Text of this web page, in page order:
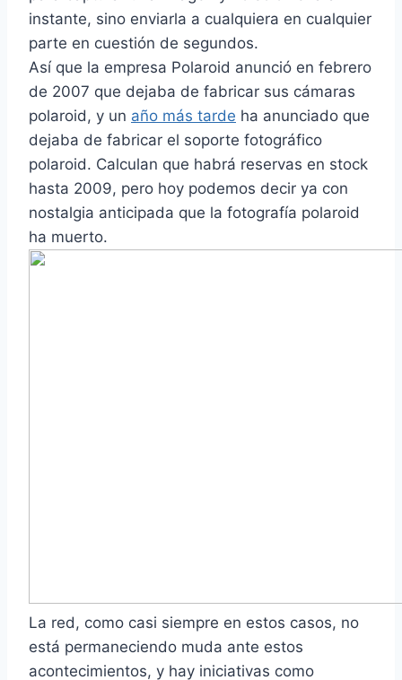
instante, sino enviarla a cualquiera en cualquier
parte en cuestión de segundos.
Así que la empresa Polaroid anunció en febrero
de 2007 que dejaba de fabricar sus cámaras
polaroid, y un año más tarde ha anunciado que
dejaba de fabricar el soporte fotográfico
polaroid. Calculan que habrá reservas en stock
hasta 2009, pero hoy podemos decir ya con
nostalgia anticipada que la fotografía polaroid
ha muerto.
La red, como casi siempre en estos casos, no
está permaneciendo muda ante estos
acontecimientos, y hay iniciativas como